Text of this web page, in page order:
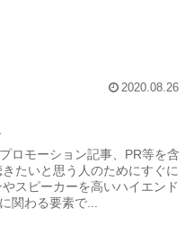
2020.08.26
ロモーション記事、PR等を含
たいと思う人のためにすぐに
スピーカーを高いハイエンド
関わる要素で...